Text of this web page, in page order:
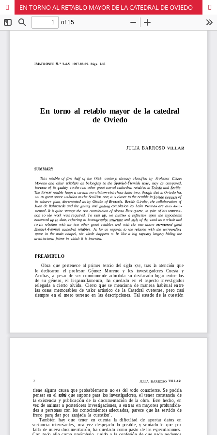
EN TORNO AL RETABLO MAYOR DE LA CATEDRAL DE OVIEDO